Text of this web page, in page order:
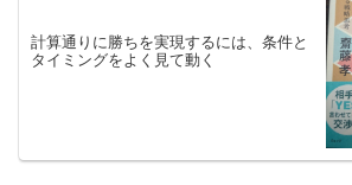
計算通りに勝ちを実現するには、条件と
タイミングをよく見て動く